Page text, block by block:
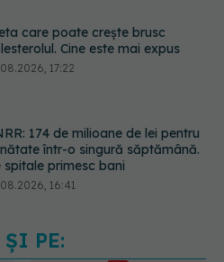
174 de milioane de lei pentru
într-o singură săptămână.
spune culoarea ta preferată
vârsta pe care o ai. Care
"codul cromatic" al generațiilor
ȘI PE: